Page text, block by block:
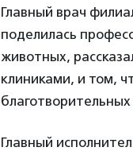
Главный врач
поделилась
животных,
клиниками, и том,
благотворительных
Главный